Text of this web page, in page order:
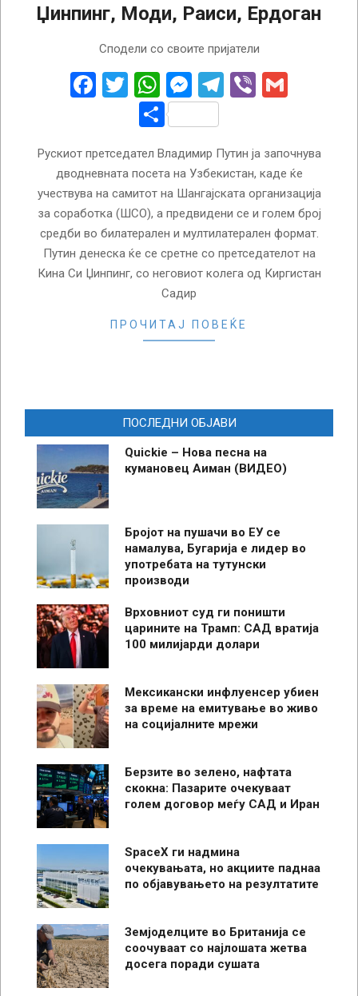
Џинпинг, Моди, Раиси, Ердоган
Сподели со своите пријатели
Facebook
Twitter
WhatsApp
Messenger
Telegram
Viber
Share
Рускиот претседател Владимир Путин ја започнува
дводневната посета на Узбекистан, каде ќе
учествува на самитот на Шангајската организација
за соработка (ШСО), а предвидени се и голем број
средби во билатерален и мултилатерален формат.
Путин денеска ќе се сретне со претседателот на
Кина Си Џинпинг, со неговиот колега од Киргистан
Садир
ПРОЧИТАЈ ПОВЕЌЕ
ПОСЛЕДНИ ОБЈАВИ
Quickie – Нова песна на
кумановец Аиман (ВИДЕО)
Бројот на пушачи во ЕУ се
намалува, Бугарија е лидер во
употребата на тутунски
производи
Врховниот суд ги поништи
царините на Трамп: САД вратија
100 милијарди долари
Мексикански инфлуенсер убиен
за време на емитување во живо
на социјалните мрежи
Берзите во зелено, нафтата
скокна: Пазарите очекуваат
голем договор меѓу САД и Иран
SpaceX ги надмина
очекувањата, но акциите паднаа
по објавувањето на резултатите
Земјоделците во Британија се
соочуваат со најлошата жетва
досега поради сушата